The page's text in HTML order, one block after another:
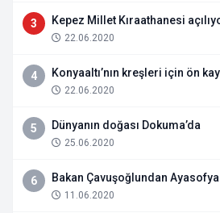
3 Kepez Millet Kıraathanesi
22.06.2020
4 Konyaaltı’nın kreşleri için ön
22.06.2020
5 Dünyanın doğası Dokuma’da
25.06.2020
6 Bakan Çavuşoğlundan
11.06.2020